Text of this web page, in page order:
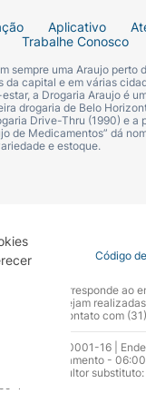
Aplicativo
Trabalhe Conosco
sempre uma Araujo
da capital e em várias
a Drogaria Araujo é
drogaria de Belo
Drive-Thru (1990) e
de Medicamentos” dá
e estoque.
Covid-19 Código
site oficial corresponde
que não sejam
entrar em contato com
17.256.512.0001-16 |
de funcionamento -
- Consultor
1